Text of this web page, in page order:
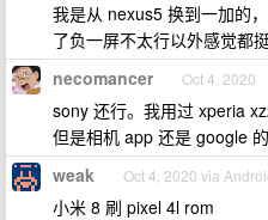
我是从 nexus5 换到一加的
了负一屏不太行以外感觉都
necomancer Oct 4, 2020
sony 还行。我用过 xperia
但是相机 app 还是 google
weak Oct 4, 2020 via
小米 8 刷 pixel 4l rom